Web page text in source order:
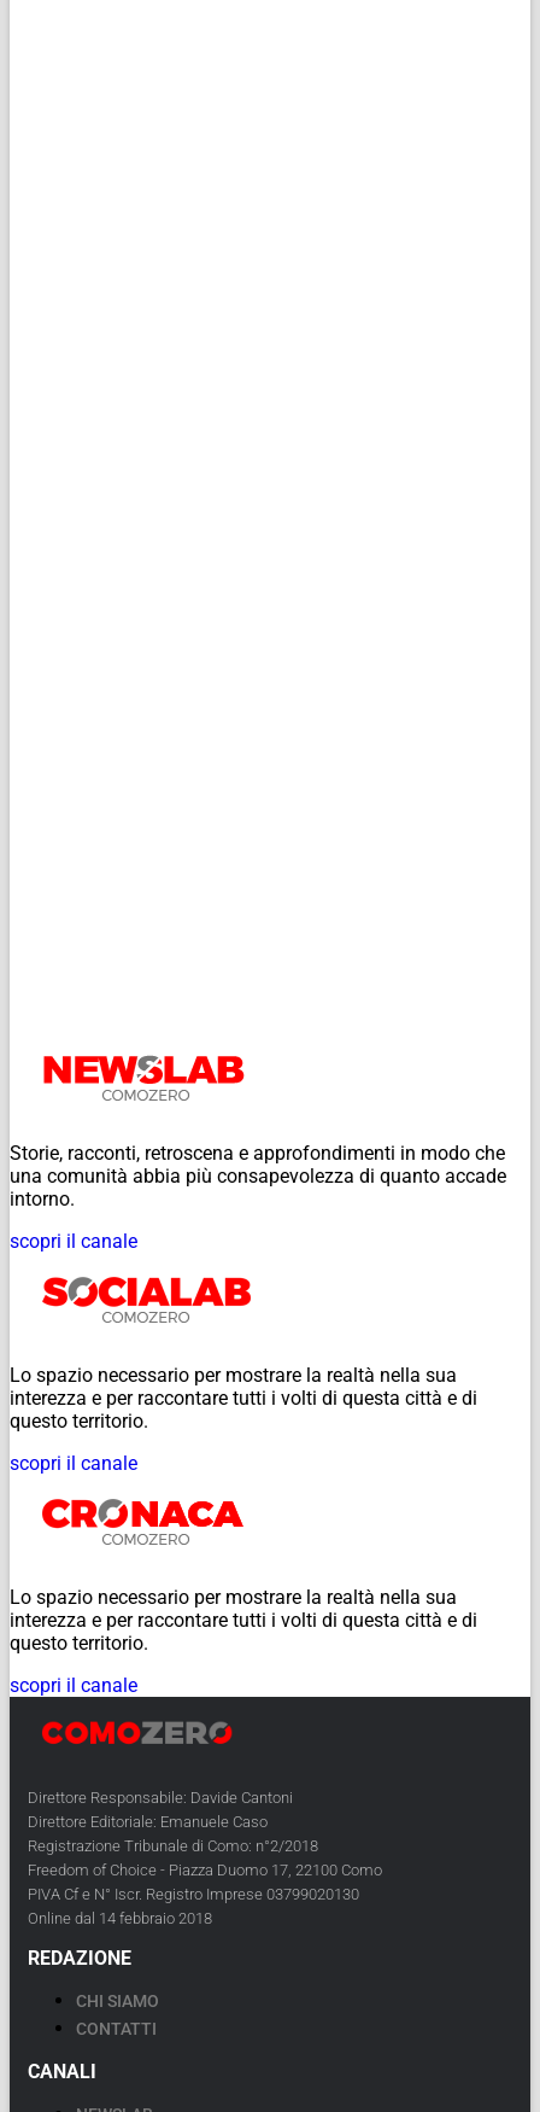
Storie, racconti, retroscena e approfondimenti in modo che
una comunità abbia più consapevolezza di quanto accade
intorno.
scopri il canale
Lo spazio necessario per mostrare la realtà nella sua
interezza e per raccontare tutti i volti di questa città e di
questo territorio.
scopri il canale
Lo spazio necessario per mostrare la realtà nella sua
interezza e per raccontare tutti i volti di questa città e di
questo territorio.
scopri il canale
Direttore Responsabile: Davide Cantoni
Direttore Editoriale: Emanuele Caso
Registrazione Tribunale di Como: n°2/2018
Freedom of Choice - Piazza Duomo 17, 22100 Como
PIVA Cf e N° Iscr. Registro Imprese 03799020130
Online dal 14 febbraio 2018
REDAZIONE
CHI SIAMO
CONTATTI
CANALI